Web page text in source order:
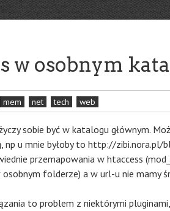
w osobnym
mem net tech web
sobie być w katalogu głównym.
np u mnie byłoby to http://
przemapowania w htaccess
osobnym folderze) a w url-u nie mamy
to problem z niektórymi